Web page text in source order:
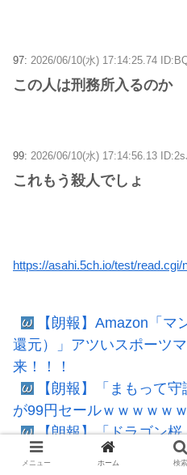
97: 2026/06/10(水) 17:14:25.74
この人は刑務所入るのか
99: 2026/06/10(水) 17:14:56.13
これもう殺人でしょ
https://asahi.5ch.io/test/
【朗報】Amazon「
還元）」アツいスポーツ
来！！！
【朗報】「まもって
が99円セールｗｗｗｗｗ
【朗報】「ドラゴン
円セールｗｗｗｗｗｗｗ
メニュー ホーム 検索